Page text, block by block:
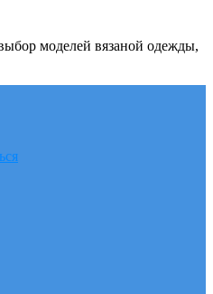
моделей вязаной одежды,